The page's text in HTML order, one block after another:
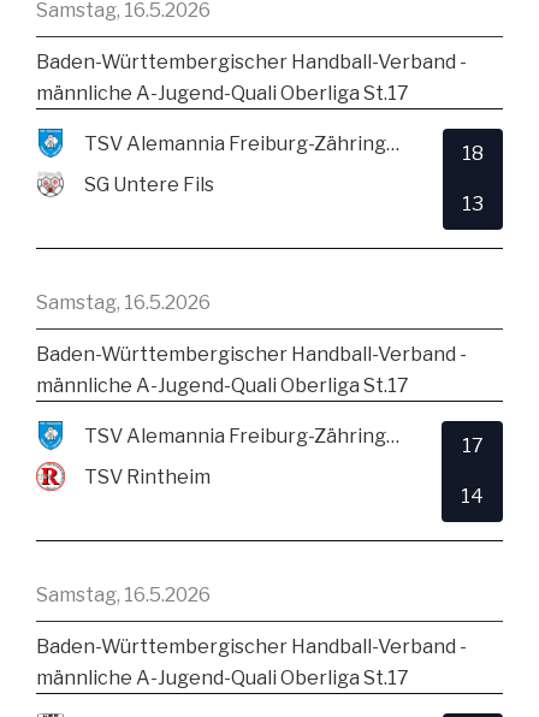
Samstag, 16.5.2026
Baden-Württembergischer Handball-Verband -
männliche A-Jugend-Quali Oberliga St.17
TSV Alemannia Freiburg-Zähringen
SG Untere Fils
18
13
Samstag, 16.5.2026
Baden-Württembergischer Handball-Verband -
männliche A-Jugend-Quali Oberliga St.17
TSV Alemannia Freiburg-Zähringen
TSV Rintheim
17
14
Samstag, 16.5.2026
Baden-Württembergischer Handball-Verband -
männliche A-Jugend-Quali Oberliga St.17